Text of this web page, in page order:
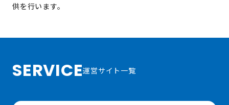
供を行います。
SERVICE運営サイト一覧